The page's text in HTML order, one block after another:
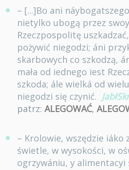
– [...]Bo ani
nietylko ubogą przez
Rzeczpospolitę
pożywić niegodzi; áni
skarbowych co szkodzą,
mała od iednego iest
szkoda; ále wielká od
niegodzi się czynić.
patrz: ALEGOWAĆ,
– Krolowie, wszędzie iáko
świetle, w wysokości, w
ogrzywániu, y